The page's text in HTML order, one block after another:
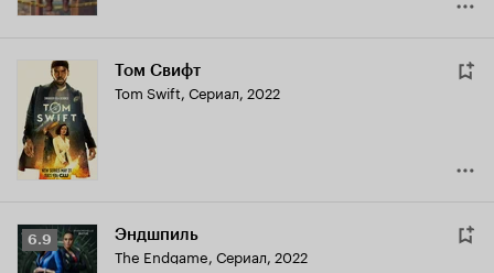
Том Свифт
Tom Swift, Сериал, 2022
Рейтинг
Кинопоиска
6.9 Эндшпиль
The Endgame, Сериал, 2022